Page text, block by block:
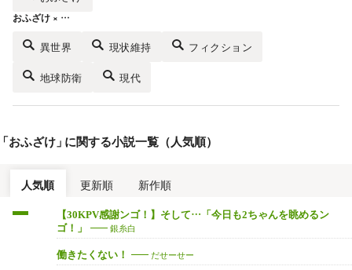
おふざけ × …
異世界 現状維持 フィクション
地球防衛 現代
おふざけ 」に関する小説一覧（人気順）
人気順 更新順 新作順
【30KPV感謝ンゴ！】そして…「今日も2ちゃんを眺めるン
ゴ！」
銀糸白
働きたくない！ だせーせー